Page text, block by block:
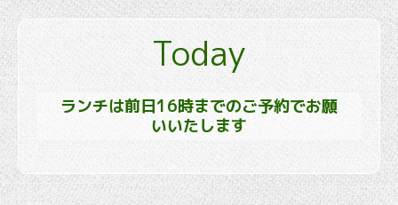
Today
ランチは前日16時までのご予約でお願
いいたします